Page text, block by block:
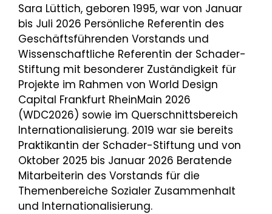
Sara Lüttich, geboren 1995, war von Januar
bis Juli 2026 Persönliche Referentin des
Geschäftsführenden Vorstands und
Wissenschaftliche Referentin der Schader-
Stiftung mit besonderer Zuständigkeit für
Projekte im Rahmen von World Design
Capital Frankfurt RheinMain 2026
(WDC2026) sowie im Querschnittsbereich
Internationalisierung. 2019 war sie bereits
Praktikantin der Schader-Stiftung und von
Oktober 2025 bis Januar 2026 Beratende
Mitarbeiterin des Vorstands für die
Themenbereiche Sozialer Zusammenhalt
und Internationalisierung.